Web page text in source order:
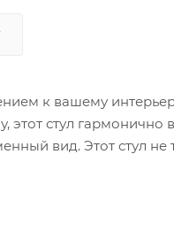
к вашему
стул гармонично
вид. Этот стул не